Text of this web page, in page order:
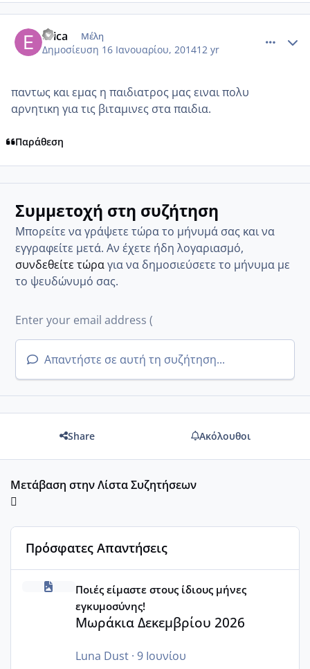
erica Μέλη
Δημοσίευση 16 Ιανουαρίου, 201412 yr
παντως και εμας η παιδιατρος μας ειναι πολυ
αρνητικη για τις βιταμινες στα παιδια.
Παράθεση
Συμμετοχή στη συζήτηση
Μπορείτε να γράψετε τώρα το μήνυμά σας και να
εγγραφείτε μετά. Αν έχετε ήδη λογαριασμό,
συνδεθείτε τώραγια να δημοσιεύσετε το μήνυμα με
το ψευδώνυμό σας.
Απαντήστε σε αυτή τη συζήτηση...
Share Ακόλουθοι
Μετάβαση στην Λίστα Συζητήσεων
Πρόσφατες Απαντήσεις
Μωράκια Δεκεμβρίου 2026
Ποιές είμαστε στους ίδιους μήνες
εγκυμοσύνης!
Μωράκια Δεκεμβρίου 2026
Luna Dust· 9 Ιουνίου